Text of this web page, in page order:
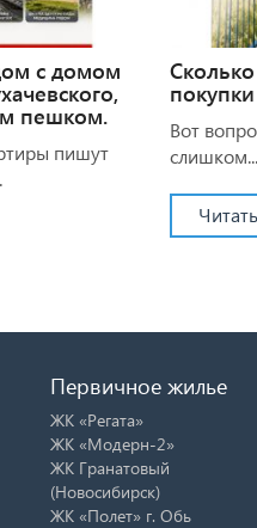
с домом
пешком.
пишут
Вот
слишком...
Первичное жилье
ЖК «Регата»
ЖК «Модерн-2»
ЖК Гранатовый
(Новосибирск)
ЖК «Полет» г. Обь